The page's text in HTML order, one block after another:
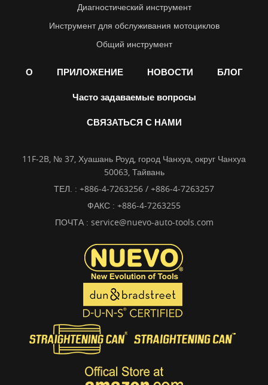
Диагностический инструмент
Инструмент для обслуживания мотоциклов
Общий инструмент
О ПРИЛОЖЕНИЕ НОВОСТИ БЛОГ
Часто задаваемые вопросы
СВЯЗАТЬСЯ С НАМИ
11F-2B, № 37, Хуашань Роуд, город Чанхуа, округ Чанхуа
50063, Тайвань
ТЕЛ. : +886-4-7263256 / +886-4-7263257
ФАКС : +886-4-7263255
ПОЧТА : service@nuevo-auto-tools.com